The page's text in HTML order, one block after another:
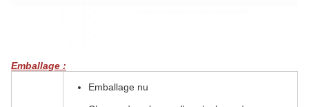
Emballage :
Emballage nu